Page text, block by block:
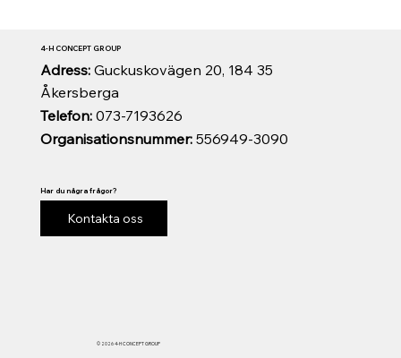
© 2026 4-H CONCEPT GROUP
Organisationsnummer:556949-3090
Telefon:073-7193626
Adress: Guckuskovägen 20, 184 35
Åkersberga
4-H CONCEPT GROUP
Har du några frågor?
Kontakta oss